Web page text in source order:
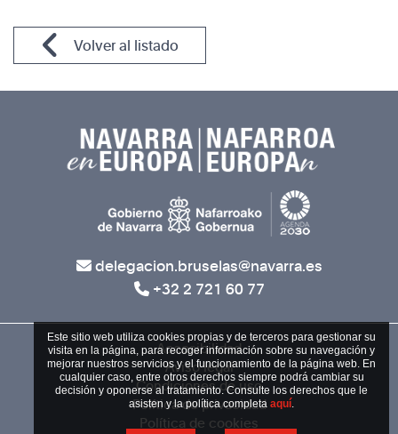
Este sitio web utiliza cookies propias y de terceros para gestionar su
visita en la página, para recoger información sobre su navegación y
mejorar nuestros servicios y el funcionamiento de la página web. En
cualquier caso, entre otros derechos siempre podrá cambiar su
decisión y oponerse al tratamiento. Consulte los derechos que le
asisten y la política completa aquí.
Volver al listado
delegacion.bruselas@navarra.es
+32 2 721 60 77
Accesibilidad
Aviso legal
Condiciones de uso
Política de privacidad
Política de cookies